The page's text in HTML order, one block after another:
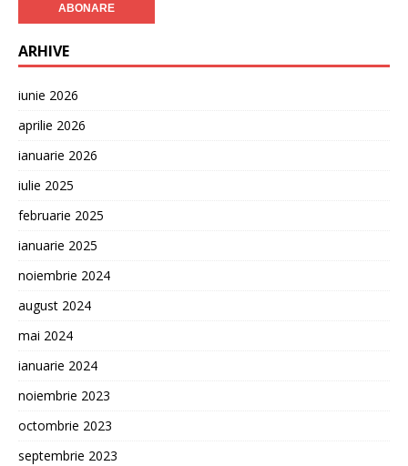
ARHIVE
iunie 2026
aprilie 2026
ianuarie 2026
iulie 2025
februarie 2025
ianuarie 2025
noiembrie 2024
august 2024
mai 2024
ianuarie 2024
noiembrie 2023
octombrie 2023
septembrie 2023